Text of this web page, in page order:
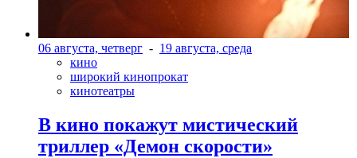
06 августа, четверг - 19 августа, среда
кино
широкий кинопрокат
кинотеатры
В кино покажут мистический
триллер «Демон скорости»